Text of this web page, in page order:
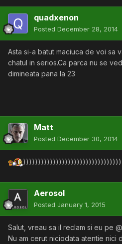
quadxenon
Posted December 28, 2014
Asta si-a batut maciuca de voi sa
chatul in serios.Ca parca nu se
dimineata pana la 23
Matt
Posted December 30, 2014
Aerosol
Posted January 1, 2015
Salut, vreau sa il reclam si eu pe
Nu am cerut niciodata atentie nici